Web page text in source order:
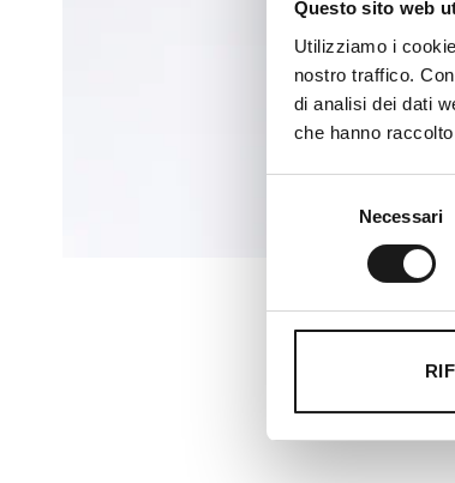
Questo sito web
Utilizziamo i
nostro traffico.
di analisi dei dati
che hanno
Necessari